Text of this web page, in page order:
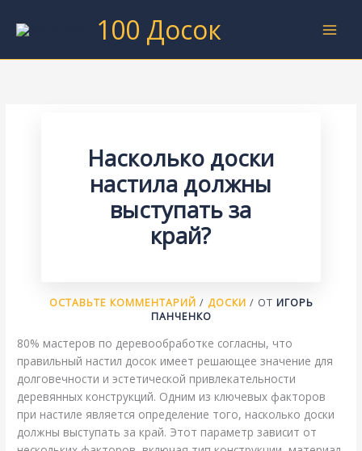
100 Досок
Насколько доски
настила должны
выступать за
край?
ОСТАВЬТЕ КОММЕНТАРИЙ / ДОСКИ / ОТ ИГОРЬ
ПАНЧЕНКО
80% мастеров по деревообработке согласны, что
правильный настил досок имеет решающее значение для
долговечности и эстетической привлекательности
деревянных конструкций. Одним из ключевых факторов
при настиле является определение того, насколько доски
должны выступать за край. Этот параметр зависит от